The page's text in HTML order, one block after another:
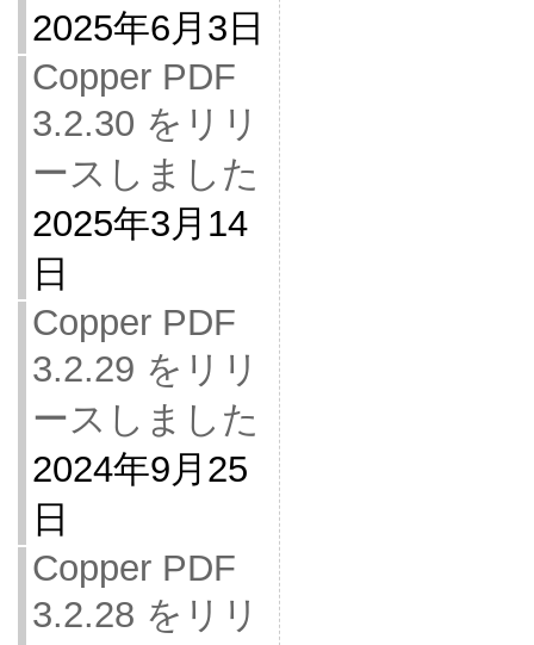
2025年6月3日
Copper PDF
3.2.30 をリリ
ースしました
2025年3月14
日
Copper PDF
3.2.29 をリリ
ースしました
2024年9月25
日
Copper PDF
3.2.28 をリリ